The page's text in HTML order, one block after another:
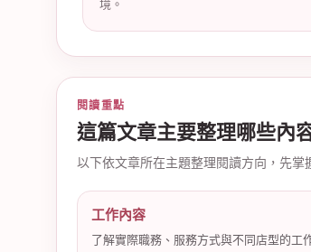
店
境。
閱讀重點
這篇文章主要整理哪些內
以下依文章所在主題整理閱讀方向，先掌
工作內容
了解實際職務、服務方式與不同店型的工